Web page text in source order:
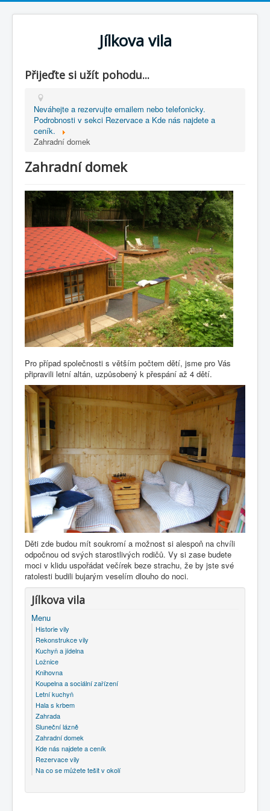
Jílkova vila
Přijeďte si užít pohodu...
Neváhejte a rezervujte emailem nebo telefonicky.
Podrobnosti v sekci Rezervace a Kde nás najdete a
ceník.
Zahradní domek
Zahradní domek
Pro případ společnosti s větším počtem dětí, jsme pro Vás
připravili letní altán, uzpůsobený k přespání až 4 dětí.
Děti zde budou mít soukromí a možnost si alespoň na chvíli
odpočnou od svých starostlivých rodičů. Vy si zase budete
moci v klidu uspořádat večírek beze strachu, že by jste své
ratolesti budili bujarým veselím dlouho do noci.
Jílkova vila
Menu
Historie vily
Rekonstrukce vily
Kuchyň a jídelna
Ložnice
Knihovna
Koupelna a sociální zařízení
Letní kuchyň
Hala s krbem
Zahrada
Sluneční lázně
Zahradní domek
Kde nás najdete a ceník
Rezervace vily
Na co se můžete tešit v okolí